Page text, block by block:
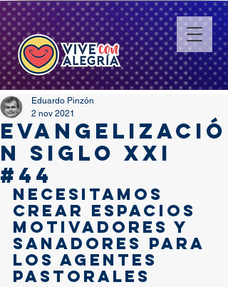
EVANGELIZACIÓ
N SIGLO XXI
#44
Eduardo Pinzón
2 nov 2021
Necesitamos
crear espacios
motivadores y
sanadores para
los agentes
pastorales